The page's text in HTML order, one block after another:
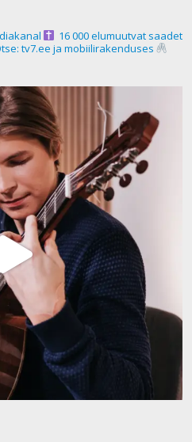
16 000 elumuutvat saadet
tv7.ee ja mobiilirakenduses